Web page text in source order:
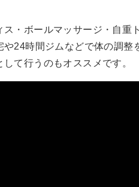
ス・ボールマッサージ・自
や24時間ジムなどで体の調
して行うのもオススメです。